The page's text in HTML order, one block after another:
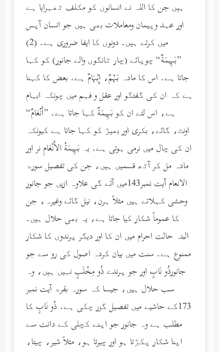
ہیں جن کا اللہ نے انسانوں کو مکلف ٹھہرایا ہے
اور عہد وپیمان ومعاملات بھی ہیں جو انسان آپس
میں کرتے ہیں۔ دونوں کا ایفا ضروری ہے۔ (2)
”بَهِيمَةٌ“ چوپائے (چار ٹانگوں والے جانور) کو کہا
جاتا ہے۔ اس کا مادہ بَهْمٌ، إِبْهَامٌ ہے۔ بعض کا کہنا
ہے کہ ان کی گفتگو اور عقل و فہم میں چونکہ ابہام
ہے، اس لئے ان کو بَهِيمَةٌ کہا جاتا ہے۔ ”أَنْعَامٌ“
اونٹ، گائے، بکری اور بھیڑ کو کہا جاتا ہے کیونکہ
ان کی چال میں نرمی ہوتی ہے۔ یہ بَهِيمَةُ الأَنْعَامِ نر اور
مادہ مل کر آٹھ قسمیں ہیں، جن کی تفصیل سورۃ
الانعام آیت نمبر143میں آئے گی علاوہ ازیں جو جانور
وحشی کہلاتے ہیں مثلاً ہرن، نیل گائے وغیرہ، جن
کا عموماً شکار کیا جاتا ہے، یہ بھی حلال ہیں۔
البتہ حالت احرام میں ان کا اور دیگر پرندوں کا شکار
ممنوع ہے۔ سنت میں بیان کردہ اصول کی رو سے جو
جانورذُو نَابٍ اور جو پرندے ذُو مِخْلَبٍ نہیں ہیں، وہ
سب حلال ہیں، جیسا کہ سورہ بقرۃ آیت نمبر
173کے حاشیے میں تفصیل گزر چکی ہے۔ ذُو نَابٍ کا
مطلب ہے وہ جانور جو اپنے کچلی کے دانت سے
اپنا شکار پکڑتا ہو اور چیرتا ہو، مثلاً شیر، چیتا،